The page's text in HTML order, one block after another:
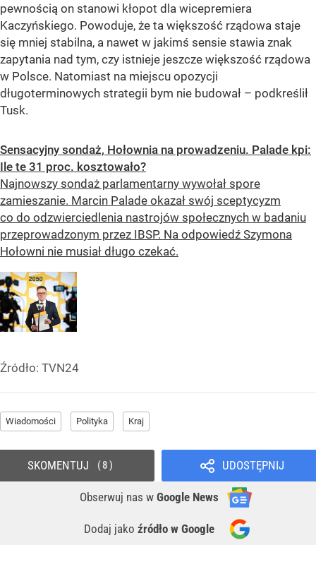
pewnością on stanowi kłopot dla wicepremiera
Kaczyńskiego. Powoduje, że ta większość rządowa staje
się mniej stabilna, a nawet w jakimś sensie stawia znak
zapytania nad tym, czy istnieje jeszcze większość rządowa
w Polsce. Natomiast na miejscu opozycji
długoterminowych strategii bym nie budował – podkreślił
Tusk.
Sensacyjny sondaż, Hołownia na prowadzeniu. Palade kpi:
Ile te 31 proc. kosztowało?
Najnowszy sondaż parlamentarny wywołał spore
zamieszanie. Marcin Palade okazał swój sceptycyzm
co do odzwierciedlenia nastrojów społecznych w badaniu
przeprowadzonym przez IBSP. Na odpowiedź Szymona
Hołowni nie musiał długo czekać.
Źródło: TVN24
Wiadomości Polityka Kraj
UDOSTĘPNIJ
Obserwuj nas w Google News
Dodaj jako źródło w Google
SKOMENTUJ 8